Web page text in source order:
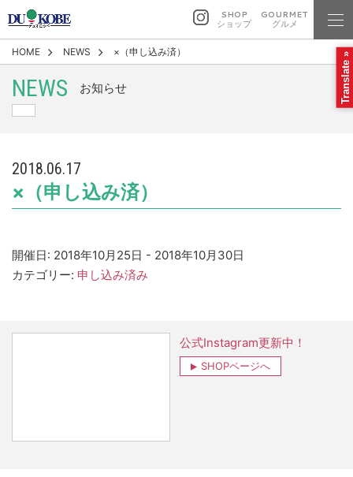
SHOP
ショップ
GOURMET
グルメ
HOME NEWS ×（申し込み済）
NEWS お知らせ
2018.06.17
×（申し込み済）
開催日: 2018年10月25日 - 2018年10月30日
カテゴリー: 申し込み済み
公式Instagram更新中！
SHOPページへ
Translate »